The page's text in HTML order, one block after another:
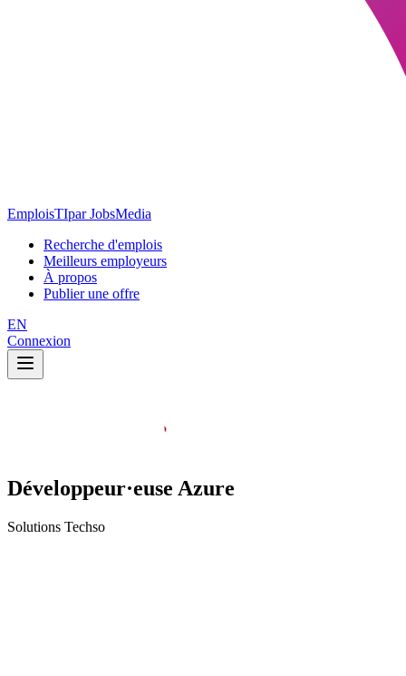
EmploisTIpar JobsMedia
Recherche d'emplois
Meilleurs employeurs
À propos
Publier une offre
EN
Connexion
Développeur·euse Azure
Solutions Techso